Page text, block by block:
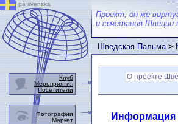
Проект, он же
и сочетания Швеции
Шведская Пальма>
О проекте
Информация
på svenska
Клуб
Мероприятия
Посетители
Фотографии
Маркет